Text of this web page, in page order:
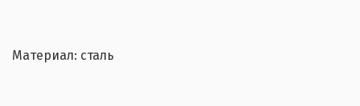
Материал: сталь